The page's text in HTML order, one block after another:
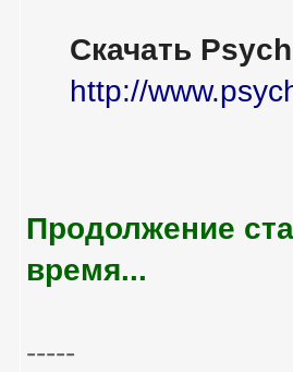
Скачать
http://
Продолжение
время...
-----